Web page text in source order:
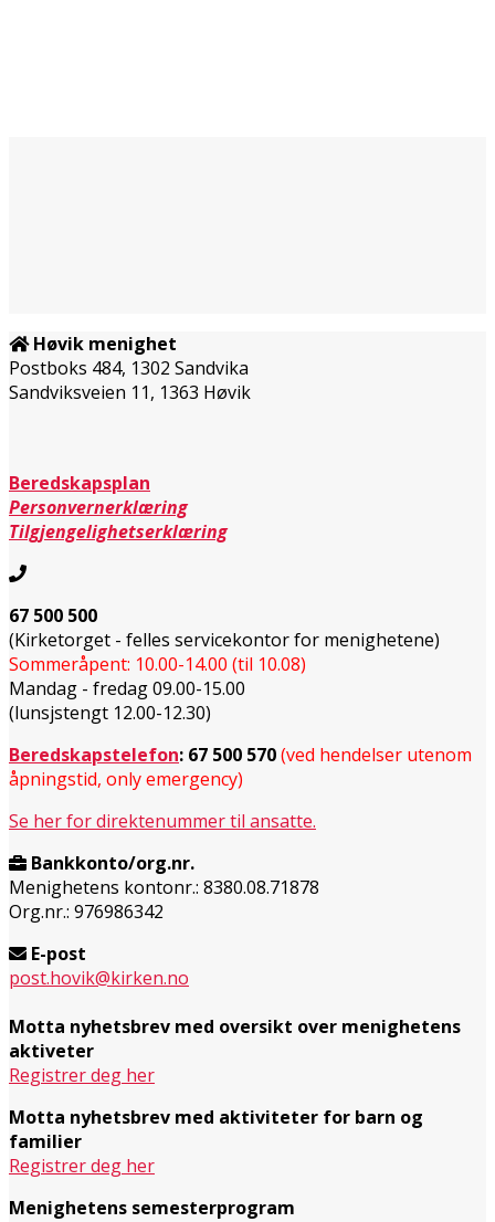
Høvik menighet
Postboks 484, 1302 Sandvika
Sandviksveien 11, 1363 Høvik
Beredskapsplan
Personvernerklæring
Tilgjengelighetserklæring
67 500 500
(Kirketorget - felles servicekontor for menighetene)
Sommeråpent: 10.00-14.00 (til 10.08)
Mandag - fredag 09.00-15.00
(lunsjstengt 12.00-12.30)
Beredskapstelefon: 67 500 570(ved hendelser utenom
åpningstid, only emergency)
Se her for direktenummer til ansatte.
Bankkonto/org.nr.
Menighetens kontonr.: 8380.08.71878
Org.nr.: 976986342
E-post
post.hovik@kirken.no
Motta nyhetsbrev med oversikt over menighetens
aktiveter
Registrer deg her
Motta nyhetsbrev med aktiviteter for barn og
familier
Registrer deg her
Menighetens semesterprogram